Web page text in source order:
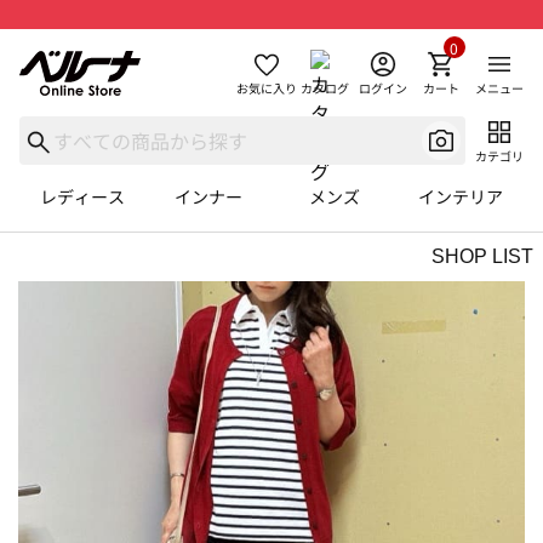
お気に入り カタログ ログイン カート
0
メニュー
カテゴリ
レディース インナー メンズ インテリア
SHOP LIST